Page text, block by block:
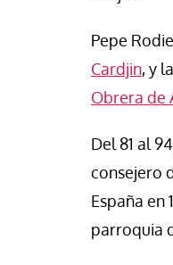
Pepe
Cardjin, y la
Obrera de
Del 81 al
consejero
España en
parroquia